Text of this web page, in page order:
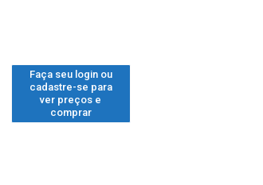
Faça seu login ou
cadastre-se para
ver preços e
comprar